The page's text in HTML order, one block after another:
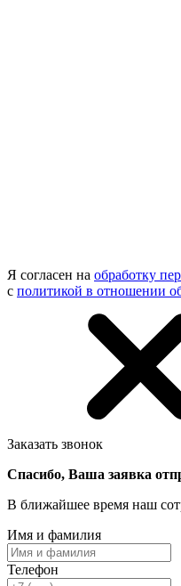
Я согласен на обработку
с политикой в отношении
Заказать звонок
Спасибо, Ваша заявка
В ближайшее время наш
Имя и фамилия
Телефон